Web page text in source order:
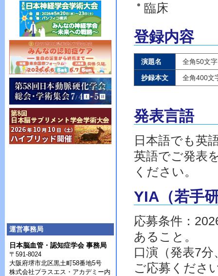
運営事務局
日本脳血管・認知症学会 事務局
〒591-8024
大阪府堺市北区黒土町58番地5号
株式会社プラスエス・アカデミー内
臨床
登録内容
演題名 全角50文
抄録本文 全角400文
発表言語
日本語でも英
英語でご発表
ください。
YIA（若手
応募条件：
あること。
口演（発表7
ご応募くださ